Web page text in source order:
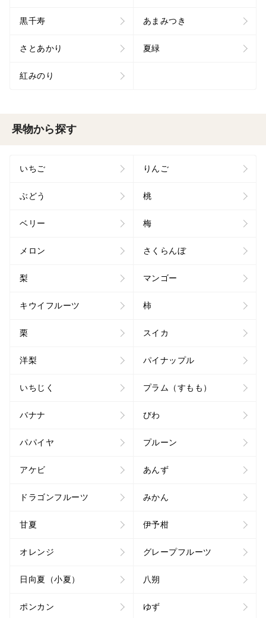
黒千寿 あまみつき
さとあかり 夏緑
紅みのり
果物から探す
いちご りんご
ぶどう 桃
ベリー 梅
メロン さくらんぼ
梨 マンゴー
キウイフルーツ 柿
栗 スイカ
洋梨 パイナップル
いちじく プラム（すもも）
バナナ びわ
パパイヤ プルーン
アケビ あんず
ドラゴンフルーツ みかん
甘夏 伊予柑
オレンジ グレープフルーツ
日向夏（小夏） 八朔
ポンカン ゆず